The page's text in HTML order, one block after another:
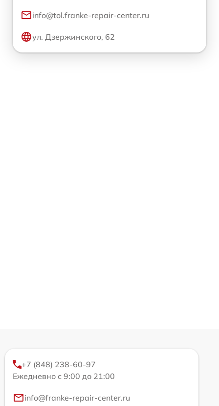
info@tol.franke-repair-center.ru
ул. Дзержинского, 62
+7 (848) 238-60-97
Ежедневно с 9:00 до 21:00
info@franke-repair-center.ru